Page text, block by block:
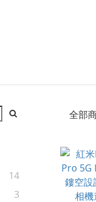
14
3
全部